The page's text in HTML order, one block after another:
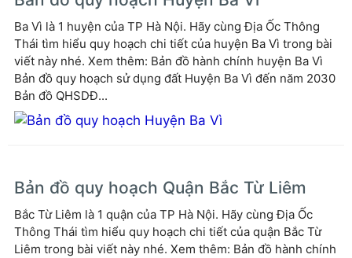
Ba Vì là 1 huyện của TP Hà Nội. Hãy cùng Địa Ốc Thông
Thái tìm hiểu quy hoạch chi tiết của huyện Ba Vì trong bài
viết này nhé. Xem thêm: Bản đồ hành chính huyện Ba Vì
Bản đồ quy hoạch sử dụng đất Huyện Ba Vì đến năm 2030
Bản đồ QHSDĐ...
Bản đồ quy hoạch Quận Bắc Từ Liêm
Bắc Từ Liêm là 1 quận của TP Hà Nội. Hãy cùng Địa Ốc
Thông Thái tìm hiểu quy hoạch chi tiết của quận Bắc Từ
Liêm trong bài viết này nhé. Xem thêm: Bản đồ hành chính